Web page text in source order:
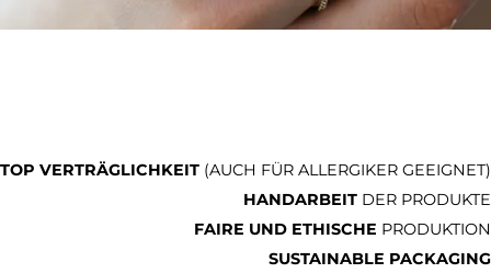
TOP VERTRÄGLICHKEIT (AUCH FÜR ALLERGIKER GEEIGNET)
HANDARBEIT DER PRODUKTE
FAIRE UND ETHISCHE PRODUKTION
SUSTAINABLE PACKAGING